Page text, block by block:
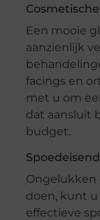
Een mooie
aanzienlijk
facings en
met u om
dat aansluit
budget.
Ongelukken
doen, kunt u
effectieve